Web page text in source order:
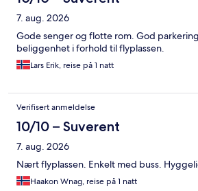
7. aug. 2026
Gode senger og flotte rom. God
beliggenhet i forhold til flyplassen.
Lars Erik, reise på 1 natt
Verifisert anmeldelse
10/10 – Suverent
7. aug. 2026
Nært flyplassen. Enkelt med buss.
Haakon Wnag, reise på 1 natt